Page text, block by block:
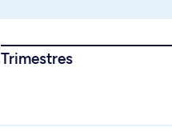
Trimestres